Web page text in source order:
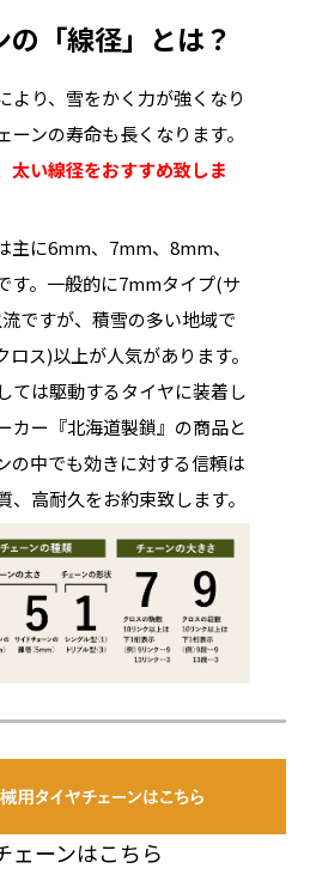
「線径」とは？
より、雪をかく力が強くなり
ンの寿命も長くなります。
太い線径をおすすめ致しま
主に6mm、7mm、8mm、
す。一般的に7mmタイプ(サ
ですが、積雪の多い地域で
ス)以上が人気があります。
ては駆動するタイヤに装着し
カー『北海道製鎖』の商品と
の中でも効きに対する信頼は
、高耐久をお約束致します。
ェーンはこちら